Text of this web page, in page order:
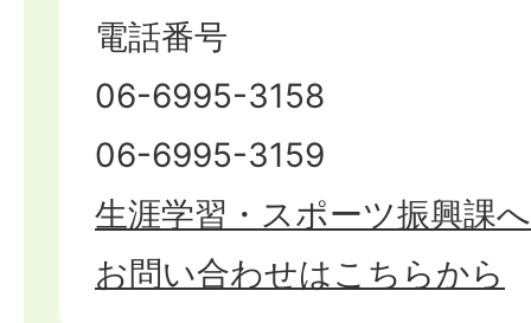
電話番号
06-6995-3158
06-6995-3159
生涯学習・スポーツ振興課
お問い合わせはこちらから